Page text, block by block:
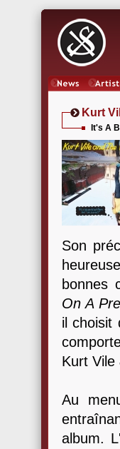
Kurt
It's A
Son
bonnes
On A
il choisit
Kurt Vile
Au
album.